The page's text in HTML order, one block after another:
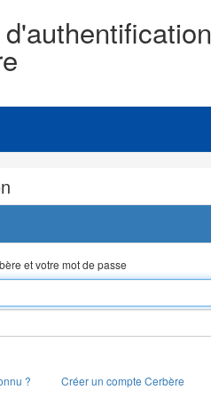
et votre mot de passe
?
Créer un compte Cerbère